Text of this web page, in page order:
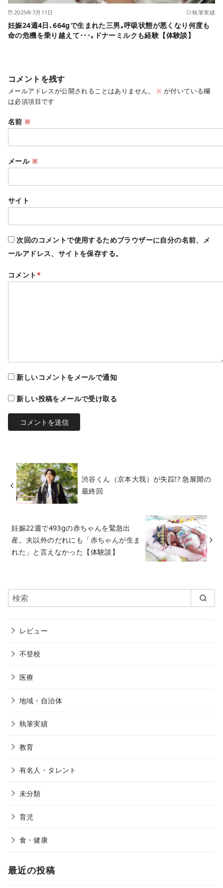
2025年7月11日 執筆実績
妊娠24週4日､664gで生まれた三男｡呼吸状態が悪くなり何度も
命の危機を乗り越えて･･･｡ドナーミルクも経験【体験談】
コメントを残す
メールアドレスが公開されることはありません。 ※ が付いている欄
は必須項目です
名前※
メール ※
サイト
次回のコメントで使用するためブラウザーに自分の名前、メ
ールアドレス、サイトを保存する。
コメント*
新しいコメントをメールで通知
新しい投稿をメールで受け取る
渋谷くん（京本大我）が失踪!? 急展開の
最終回
妊娠22週で493gの赤ちゃんを緊急出
産。夫以外のだれにも「赤ちゃんが生ま
れた」と言えなかった【体験談】
レビュー
不登校
医療
地域・自治体
執筆実績
教育
有名人・タレント
未分類
育児
食・健康
最近の投稿